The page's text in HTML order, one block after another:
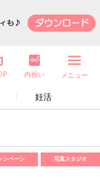
妊活
内祝い メニュー
ンペーン 写真スタジオ